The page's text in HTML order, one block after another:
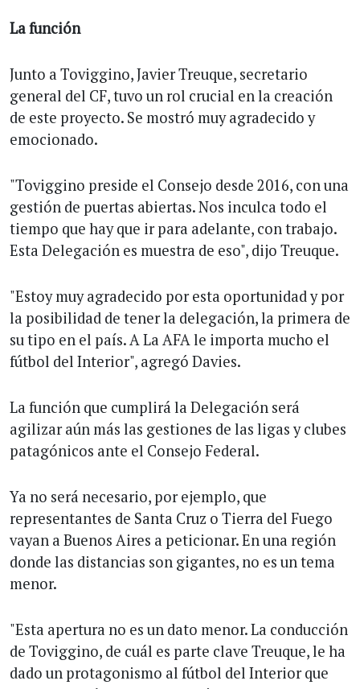
La función
Junto a Toviggino, Javier Treuque, secretario
general del CF, tuvo un rol crucial en la creación
de este proyecto. Se mostró muy agradecido y
emocionado.
"Toviggino preside el Consejo desde 2016, con una
gestión de puertas abiertas. Nos inculca todo el
tiempo que hay que ir para adelante, con trabajo.
Esta Delegación es muestra de eso", dijo Treuque.
"Estoy muy agradecido por esta oportunidad y por
la posibilidad de tener la delegación, la primera de
su tipo en el país. A La AFA le importa mucho el
fútbol del Interior", agregó Davies.
La función que cumplirá la Delegación será
agilizar aún más las gestiones de las ligas y clubes
patagónicos ante el Consejo Federal.
Ya no será necesario, por ejemplo, que
representantes de Santa Cruz o Tierra del Fuego
vayan a Buenos Aires a peticionar. En una región
donde las distancias son gigantes, no es un tema
menor.
"Esta apertura no es un dato menor. La conducción
de Toviggino, de cuál es parte clave Treuque, le ha
dado un protagonismo al fútbol del Interior que